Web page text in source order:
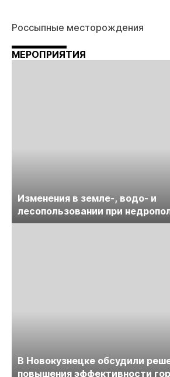
Россыпные месторождения
МЕРОПРИЯТИЯ
Изменения в земле-, водо- и
лесопользовании при
обсудят на семинаре
В Новокузнецке обсудили
повышения эффективности